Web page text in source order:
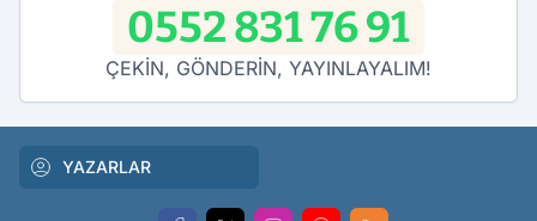
0552 831 76 91
ÇEKİN, GÖNDERİN, YAYINLAYALIM!
YAZARLAR